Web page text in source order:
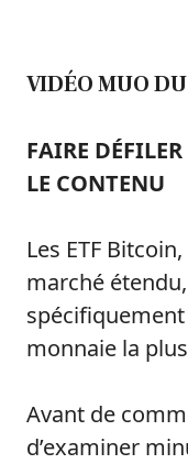
VIDÉO MUO
FAIRE
LE CONTENU
Les ETF
marché
monnaie la
Avant de
d’examiner